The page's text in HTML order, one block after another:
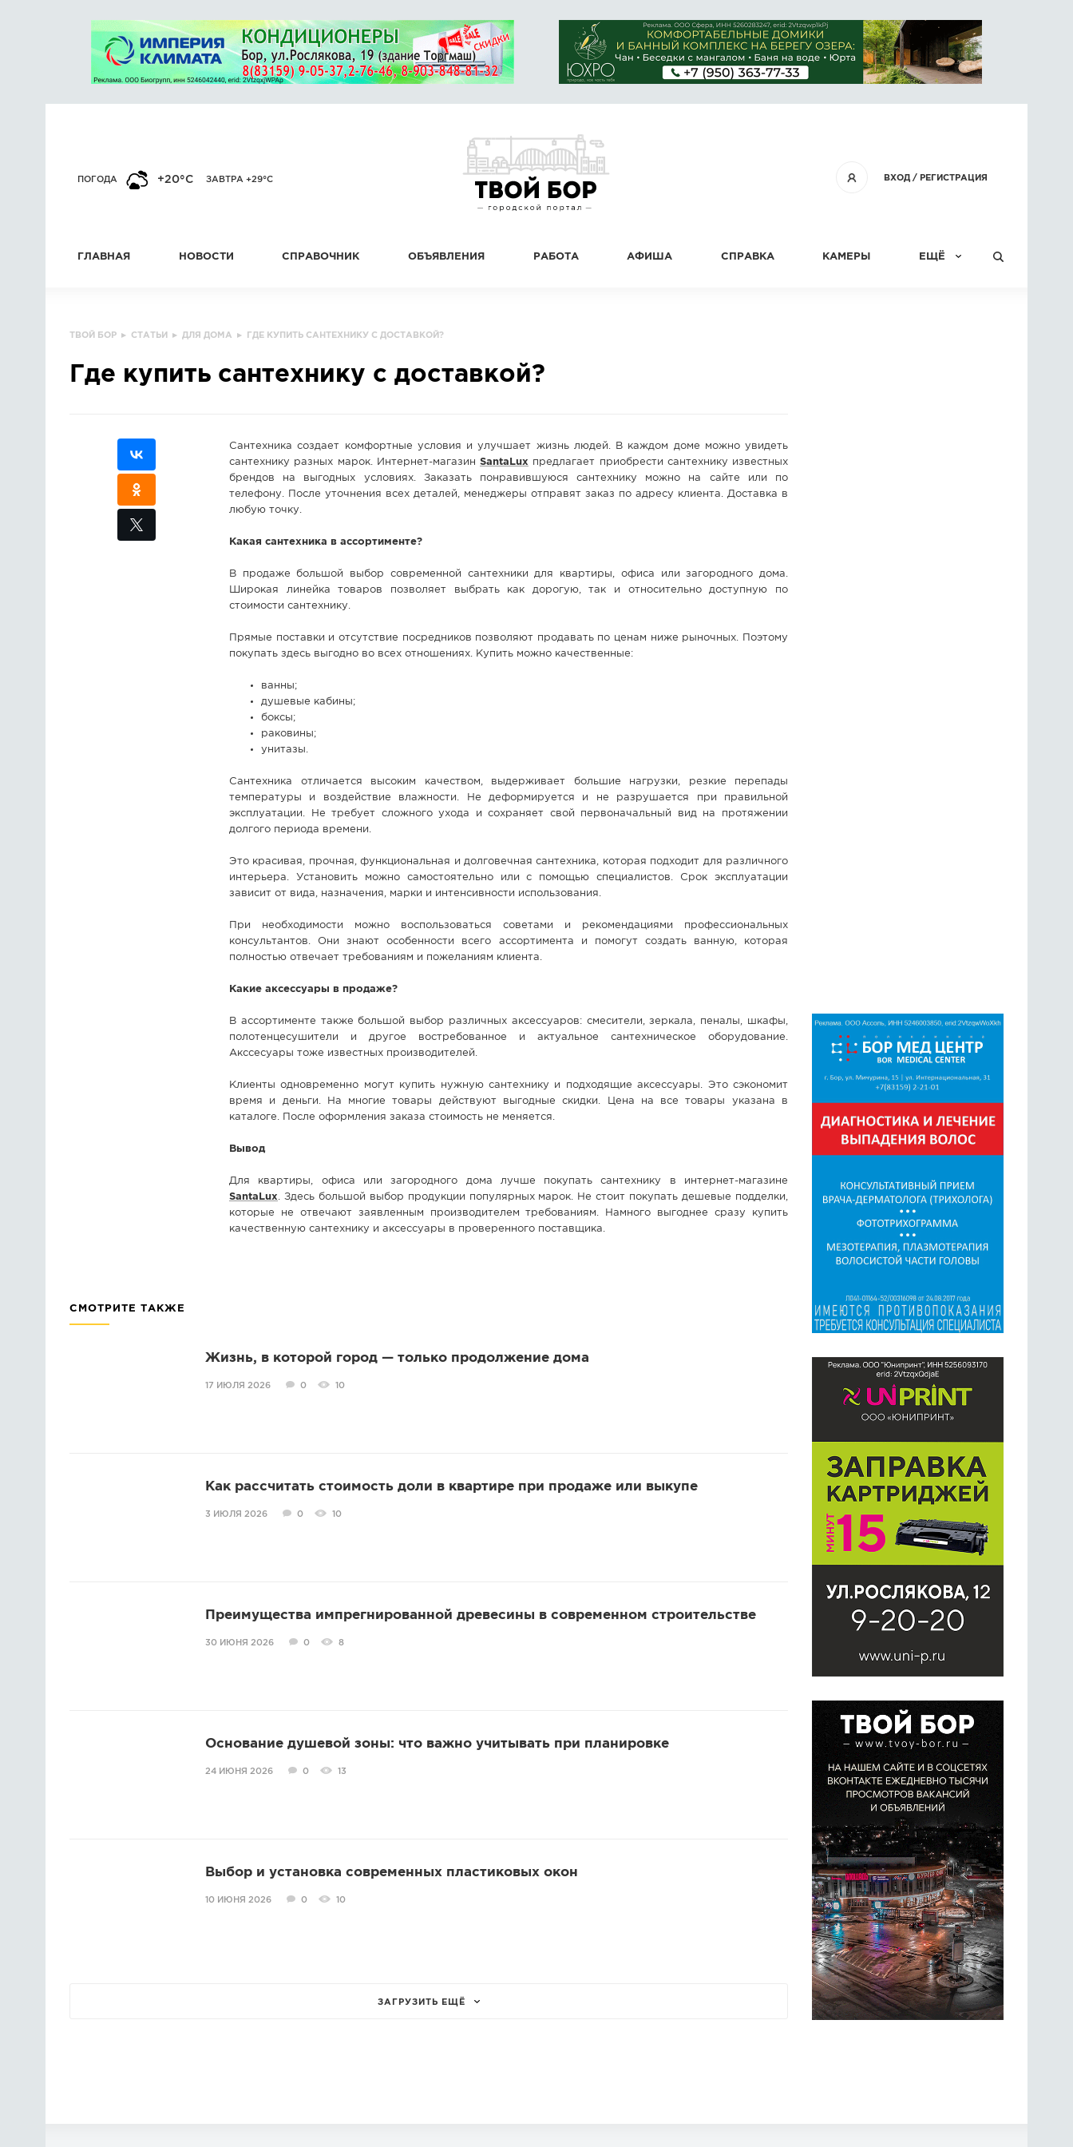
ВХОД/ РЕГИСТРАЦИЯ
ПОГОДА +20°C ЗАВТРА +29°C
ГЛАВНАЯ НОВОСТИ СПРАВОЧНИК ОБЪЯВЛЕНИЯ РАБОТА АФИША СПРАВКА КАМЕРЫ ЕЩЁ
ТВОЙ БОР ▸ СТАТЬИ ▸ ДЛЯ ДОМА ▸ ГДЕ КУПИТЬ САНТЕХНИКУ С ДОСТАВКОЙ?
Где купить сантехнику с доставкой?
Сантехника создает комфортные условия и улучшает жизнь людей. В каждом доме можно увидеть
сантехнику разных марок. Интернет-магазин SantaLux
предлагает приобрести сантехнику известных
брендов на выгодных условиях. Заказать понравившуюся сантехнику можно на сайте или по
телефону. После уточнения всех деталей, менеджеры отправят заказ по адресу клиента. Доставка в
любую точку.
Какая сантехника в ассортименте?
В продаже большой выбор современной сантехники для квартиры, офиса или загородного дома.
Широкая линейка товаров позволяет выбрать как дорогую, так и относительно доступную по
стоимости сантехнику.
Прямые поставки и отсутствие посредников позволяют продавать по ценам ниже рыночных. Поэтому
покупать здесь выгодно во всех отношениях. Купить можно качественные:
ванны;
душевые кабины;
боксы;
раковины;
унитазы.
Сантехника отличается высоким качеством, выдерживает большие нагрузки, резкие перепады
температуры и воздействие влажности. Не деформируется и не разрушается при правильной
эксплуатации. Не требует сложного ухода и сохраняет свой первоначальный вид на протяжении
долгого периода времени.
Это красивая, прочная, функциональная и долговечная сантехника, которая подходит для различного
интерьера. Установить можно самостоятельно или с помощью специалистов. Срок эксплуатации
зависит от вида, назначения, марки и интенсивности использования.
При необходимости можно воспользоваться советами и рекомендациями профессиональных
консультантов. Они знают особенности всего ассортимента и помогут создать ванную, которая
полностью отвечает требованиям и пожеланиям клиента.
Какие аксессуары в продаже?
В ассортименте также большой выбор различных аксессуаров: смесители, зеркала, пеналы, шкафы,
полотенцесушители и другое востребованное и актуальное сантехническое оборудование.
Акссесуары тоже известных производителей.
Клиенты одновременно могут купить нужную сантехнику и подходящие аксессуары. Это сэкономит
время и деньги. На многие товары действуют выгодные скидки. Цена на все товары указана в
каталоге. После оформления заказа стоимость не меняется.
Вывод
Для квартиры, офиса или загородного дома лучше покупать сантехнику в интернет-магазине
SantaLux . Здесь большой выбор продукции популярных марок. Не стоит покупать дешевые подделки,
которые не отвечают заявленным производителем требованиям. Намного выгоднее сразу купить
качественную сантехнику и аксессуары в проверенного поставщика.
СМОТРИТЕ ТАКЖЕ
Жизнь, в которой город — только продолжение дома
17 ИЮЛЯ 2026 0 10
Как рассчитать стоимость доли в квартире при продаже или выкупе
3 ИЮЛЯ 2026 0 10
Преимущества импрегнированной древесины в современном строительстве
30 ИЮНЯ 2026 0 8
Основание душевой зоны: что важно учитывать при планировке
24 ИЮНЯ 2026 0 13
Выбор и установка современных пластиковых окон
10 ИЮНЯ 2026 0 10
ЗАГРУЗИТЬ ЕЩЁ